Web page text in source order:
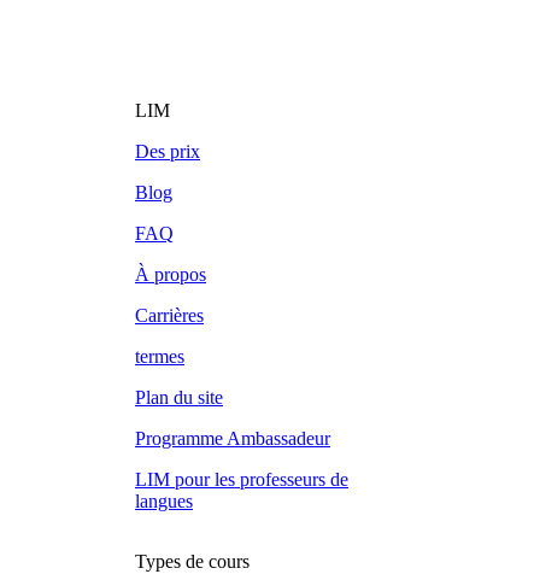
LIM
Des prix
Blog
FAQ
À propos
Carrières
termes
Plan du site
Programme Ambassadeur
LIM pour les professeurs de
langues
Types de cours